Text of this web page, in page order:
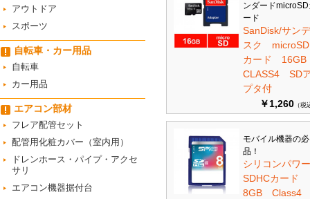
アウトドア
スポーツ
自転車・カー用品
自転車
カー用品
エアコン部材
フレア配管セット
配管用化粧カバー（室内用）
ドレンホース・パイプ・アクセ
サリ
エアコン機器据付台
ンダード
ード
SanDisk/サン
スク
カード
CLASS4 SD
プタ付
￥1,260 （税
モバイル機器の
品！
シリコンパ
SDHCカード
8GB